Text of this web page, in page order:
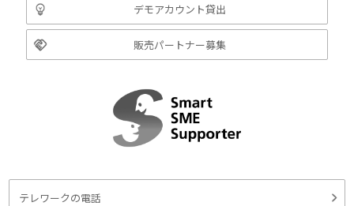
デモアカウント貸出
販売パートナー募集
テレワークの電話